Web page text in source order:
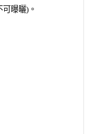
曝曬)。